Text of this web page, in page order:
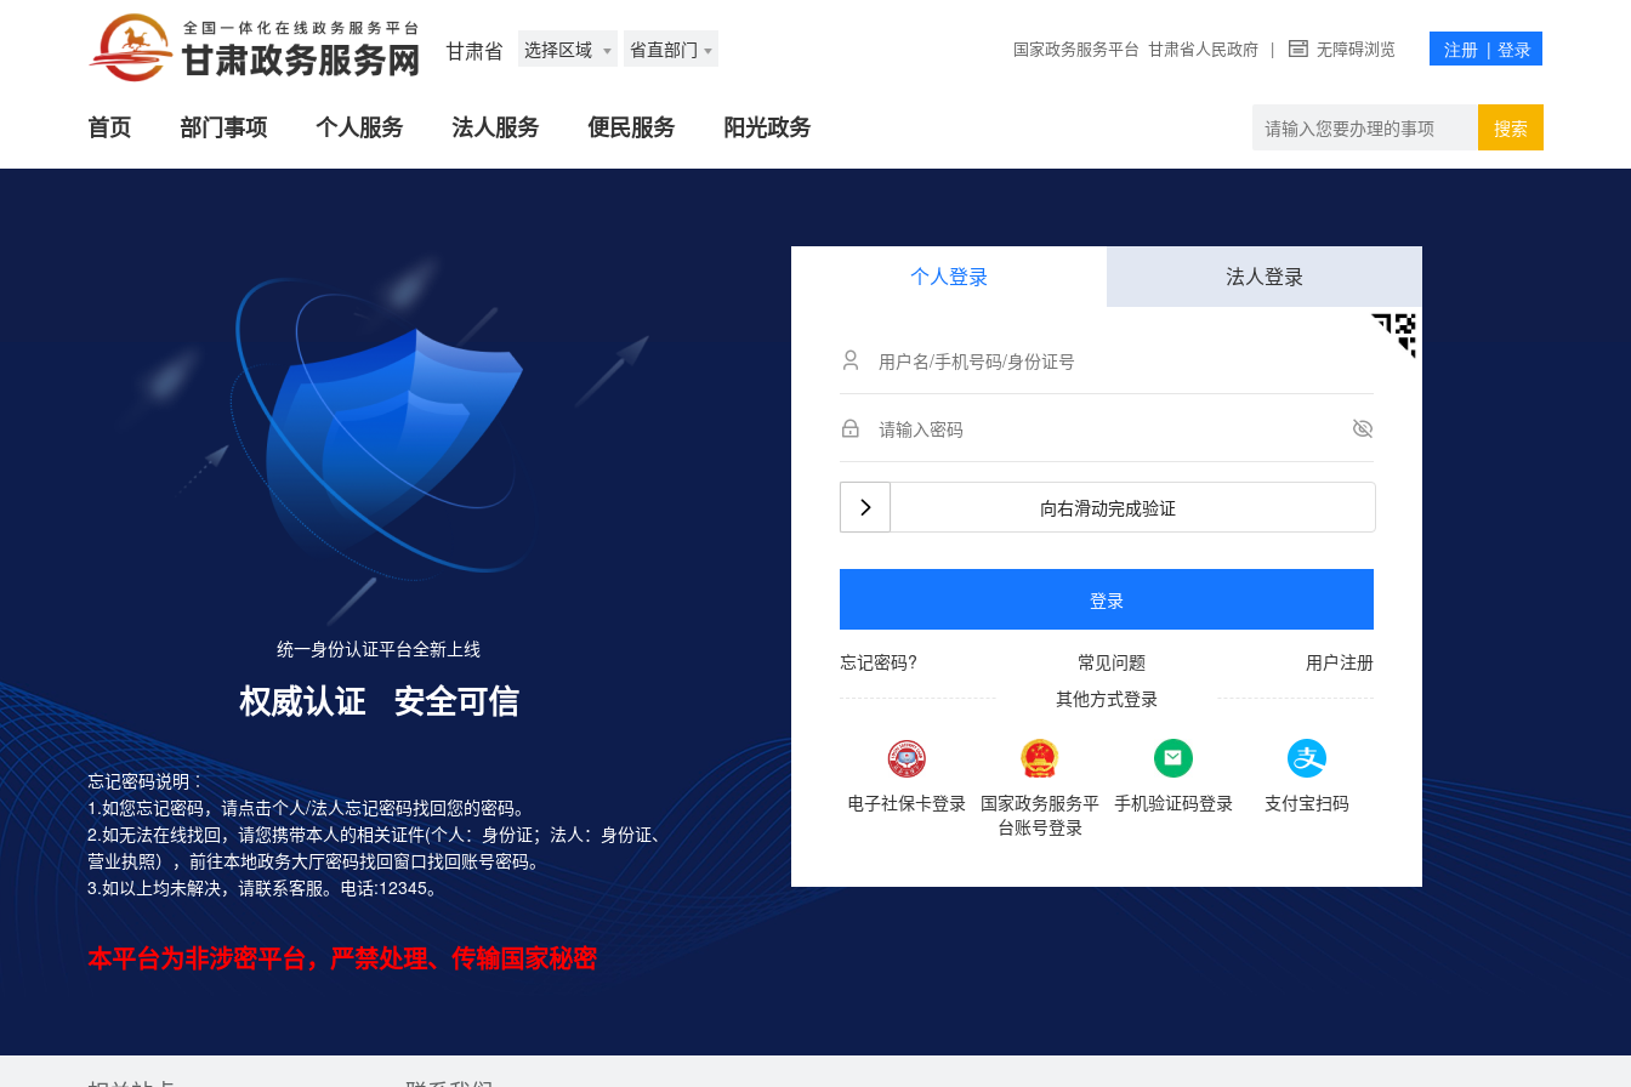
甘肃省 选择区域 省直部门 国家政务服务平台 甘肃省人民政府 | 无障碍浏览
首页 部门事项 个人服务 法人服务 便民服务 阳光政务 搜索
统一身份认证平台全新上线
权威认证 安全可信
忘记密码说明︰
1.如您忘记密码，请点击个人/法人忘记密码找回您的密码。
2.如无法在线找回，请您携带本人的相关证件(个人：身份证；法人：身份证、
营业执照），前往本地政务大厅密码找回窗口找回账号密码。
3.如以上均未解决，请联系客服。电话:12345。
本平台为非涉密平台，严禁处理、传输国家秘密
个人登录 法人登录
向右滑动完成验证
登录
忘记密码? 用户注册
常见问题
其他方式登录
电子社保卡登录
国家政务服务平
台账号登录
手机验证码登录 支付宝扫码